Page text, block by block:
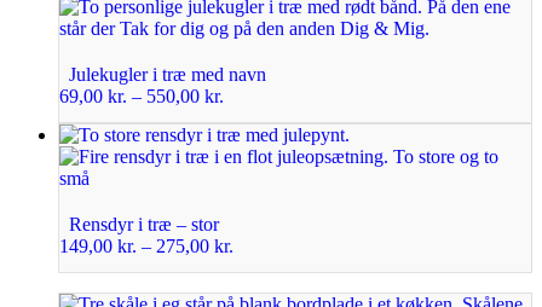
Julekugler i træ med navn
69,00 kr. – 550,00 kr.
Rensdyr i træ – stor
149,00 kr. – 275,00 kr.